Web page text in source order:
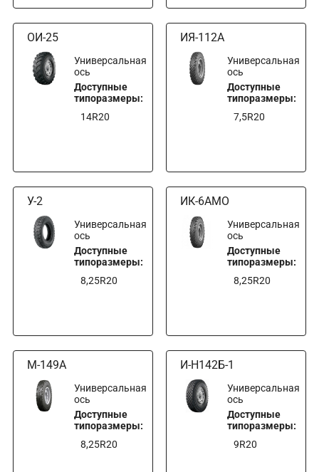
ОИ-25
Универсальная
ось
Доступные
типоразмеры:
14R20
ИЯ-112А
Универсальная
ось
Доступные
типоразмеры:
7,5R20
У-2
Универсальная
ось
Доступные
типоразмеры:
8,25R20
ИК-6АМО
Универсальная
ось
Доступные
типоразмеры:
8,25R20
М-149А
Универсальная
ось
Доступные
типоразмеры:
8,25R20
И-Н142Б-1
Универсальная
ось
Доступные
типоразмеры:
9R20